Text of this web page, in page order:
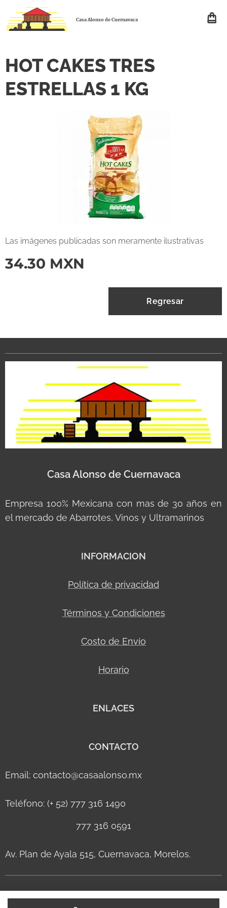
Casa Alonso de Cuernavaca
HOT CAKES TRES
ESTRELLAS 1 KG
Las imágenes publicadas son meramente ilustrativas
34.30 MXN
Regresar
Casa Alonso de Cuernavaca
Empresa 100% Mexicana con mas de 30 años en
el mercado de Abarrotes, Vinos y Ultramarinos
INFORMACION
Política de privacidad
Términos y Condiciones
Costo de Envío
Horario
ENLACES
CONTACTO
Email: contacto@casaalonso.mx
Teléfono: (+ 52) 777 316 1490
777 316 0591
Av. Plan de Ayala 515, Cuernavaca, Morelos.